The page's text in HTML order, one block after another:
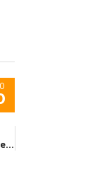
Massachusetts General Hospital, Fruit Street, Бостон, Массачусетс, США